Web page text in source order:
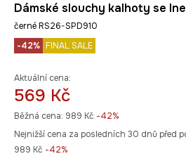
Dámské slouchy kalhoty se
černé RS26-SPD910
-42% FINAL SALE
Aktuální cena:
569 Kč
Běžná cena: 989 Kč -42%
Nejnižší cena za posledních 30 dnů před
989 Kč -42%